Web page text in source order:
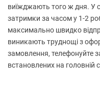
виїжджають того ж дня. У
затримки за часом у 1-2
максимально швидко
виникають труднощі з
замовлення, телефонуйте
встановлених на головній